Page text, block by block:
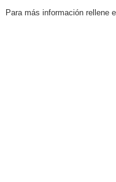
Para más información rellene